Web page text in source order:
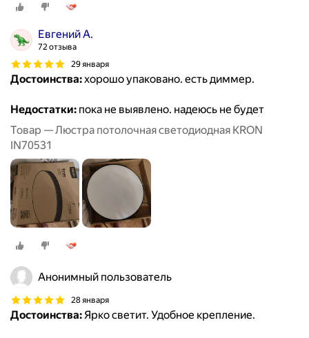
Евгений А.
72 отзыва
29 января
Достоинства:хорошо упаковано. есть диммер.
Недостатки: пока не выявлено. надеюсь не будет
Товар — Люстра потолочная светодиодная KRON
IN70531
Анонимный пользователь
28 января
Достоинства:Ярко светит. Удобное крепление.